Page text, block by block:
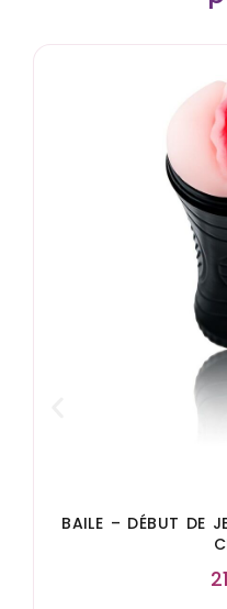
BAILE – DÉBUT DE